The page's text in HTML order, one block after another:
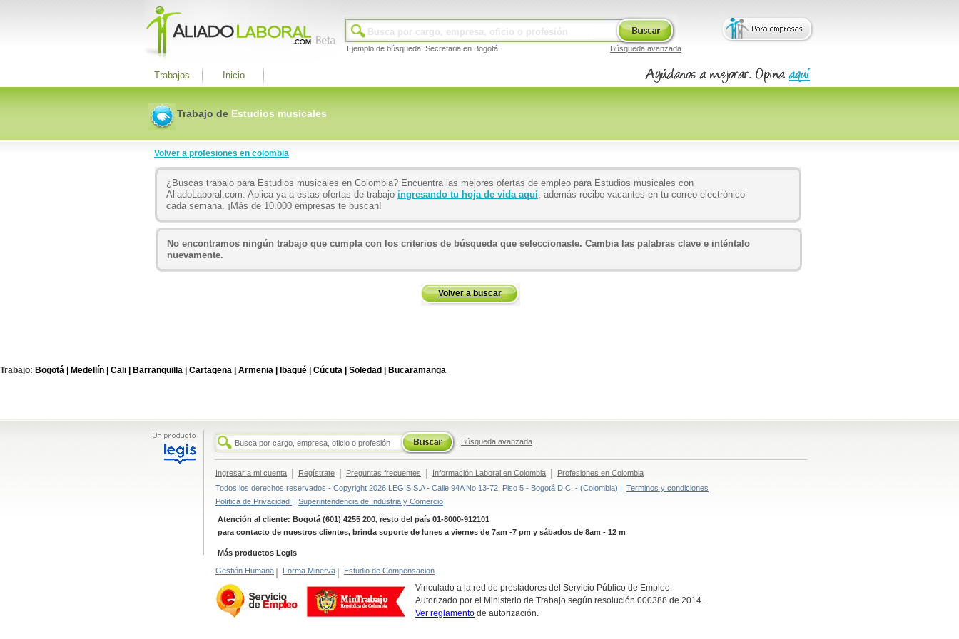
Ejemplo de búsqueda: Secretaria en Bogotá Búsqueda avanzada
Trabajos Inicio
Trabajo de Estudios musicales
Volver a profesiones en colombia
¿Buscas trabajo para Estudios musicales en Colombia? Encuentra las mejores ofertas de empleo para Estudios musicales con
AliadoLaboral.com. Aplica ya a estas ofertas de trabajo ingresando tu hoja de vida aquí, además recibe vacantes en tu correo electrónico
cada semana. ¡Más de 10.000 empresas te buscan!
No encontramos ningún trabajo que cumpla con los criterios de búsqueda que seleccionaste. Cambia las palabras clave e inténtalo
nuevamente.
Volver a buscar
Trabajo: Bogotá | Medellín | Cali | Barranquilla | Cartagena | Armenia | Ibagué | Cúcuta | Soledad | Bucaramanga
Búsqueda avanzada
Ingresar a mi cuenta | Regístrate | Preguntas frecuentes | Información Laboral en Colombia |
Profesiones en Colombia
Todos los derechos reservados - Copyright 2026 LEGIS S.A - Calle 94A No 13-72, Piso 5 - Bogotá D.C. - (Colombia) | Terminos y condiciones
Política de Privacidad | Superintendencia de Industria y Comercio
Atención al cliente: Bogotá (601) 4255 200, resto del país 01-8000-912101
para contacto de nuestros clientes, brinda soporte de lunes a viernes de 7am -7 pm y sábados de 8am - 12 m
Más productos Legis
Gestión Humana | Forma Minerva | Estudio de Compensacion
Vinculado a la red de prestadores del Servicio Público de Empleo.
Autorizado por el Ministerio de Trabajo según resolución 000388 de 2014.
Ver reglamento de autorización.